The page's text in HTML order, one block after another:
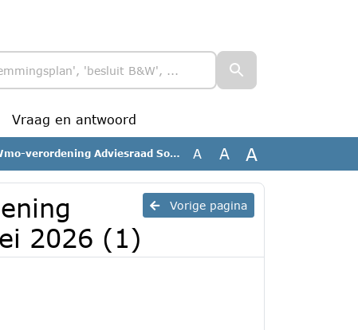
Vraag en antwoord
Adviesraad Sociaal Domein mei 2026 (1) A A A
Vorige pagina
2026 (1)